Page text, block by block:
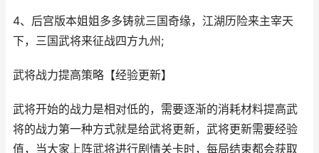
4、后宫版本姐姐多多铸就三国奇缘，江湖历险来主宰天
下，三国武将来征战四方九州;
武将战力提高策略【经验更新】
武将开始的战力是相对低的，需要逐渐的消耗材料提高武
将的战力第一种方式就是给武将更新，武将更新需要经验
值，当大家上阵武将进行剧情关卡时，每局结束都会获取